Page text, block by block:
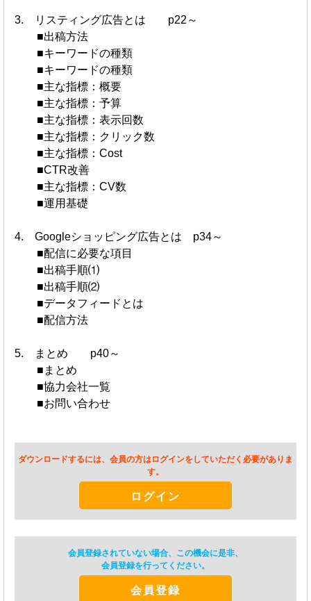
3. リスティング広告とは p22～
■出稿方法
■キーワードの種類
■キーワードの種類
■主な指標：概要
■主な指標：予算
■主な指標：表示回数
■主な指標：クリック数
■主な指標：Cost
■CTR改善
■主な指標：CV数
■運用基礎
4. Googleショッピング広告とは p34～
■配信に必要な項目
■出稿手順⑴
■出稿手順⑵
■データフィードとは
■配信方法
5. まとめ p40～
■まとめ
■協力会社一覧
■お問い合わせ
ダウンロードするには、会員の方はログインをしていただく必要がありま
す。
ログイン
会員登録されていない場合、この機会に是非、
会員登録を行ってください。
会員登録